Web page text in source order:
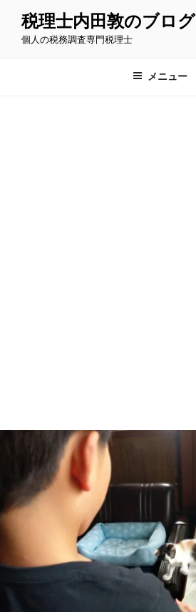
税理士内田敦のブログ
個人の税務調査専門税理士
メニュー